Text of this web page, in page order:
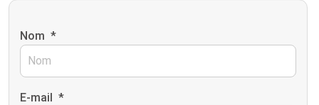
Nom *
E-mail *